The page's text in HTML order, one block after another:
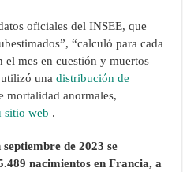
oficiales del INSEE, que
“calculó para cada
el mes en cuestión y muertos
utilizó unadistribución de
mortalidad anormales,
sitio web .
de 2023 se
nacimientos en Francia, a